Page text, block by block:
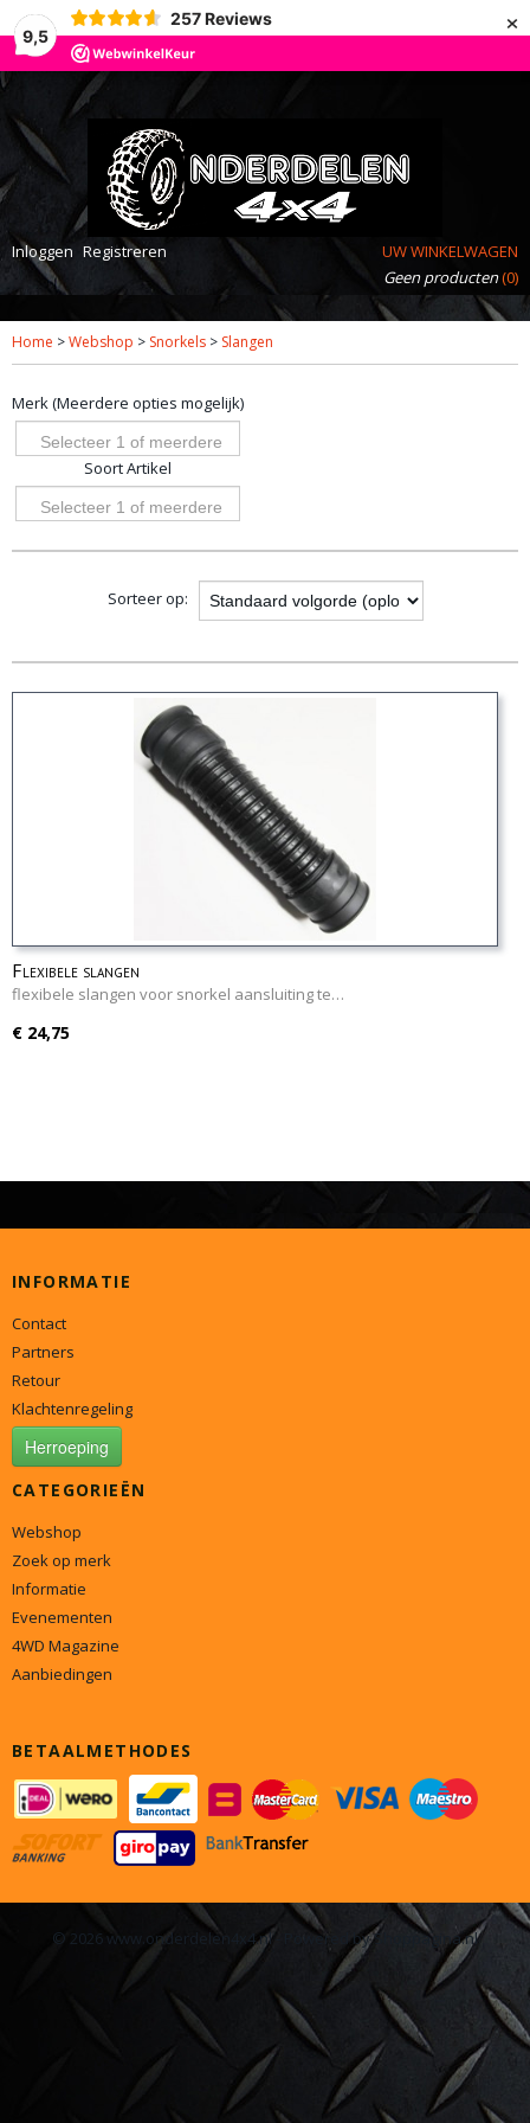
9,5
257 Reviews ×
Inloggen Registreren
UW WINKELWAGEN
Geen producten(0)
Home >Webshop > Snorkels > Slangen
Merk (Meerdere opties mogelijk)
Selecteer 1 of meerdere
opties
Soort Artikel
Selecteer 1 of meerdere
Sorteer op:
Flexibele slangen
flexibele slangen voor snorkel aansluiting te…
€ 24,75
INFORMATIE
Contact
Partners
Retour
Klachtenregeling
Herroeping
CATEGORIEËN
Webshop
Zoek op merk
Informatie
Evenementen
4WD Magazine
Aanbiedingen
BETAALMETHODES
© 2026 www.onderdelen4x4.nl - Powered by Shoppagina.nl